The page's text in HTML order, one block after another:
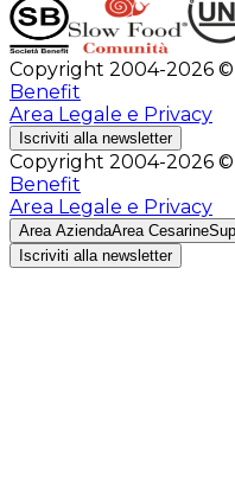
Copyright 2004-2026 ©
Benefit
Area Legale e Privacy
Iscriviti alla newsletter
Copyright 2004-2026 ©
Benefit
Area Legale e Privacy
Area AziendaArea Cesarine
Iscriviti alla newsletter